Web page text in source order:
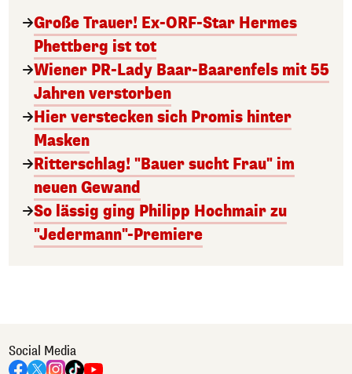
Große Trauer! Ex-ORF-Star Hermes
Phettberg ist tot
Wiener PR-Lady Baar-Baarenfels mit 55
Jahren verstorben
Hier verstecken sich Promis hinter
Masken
Ritterschlag! "Bauer sucht Frau" im
neuen Gewand
So lässig ging Philipp Hochmair zu
"Jedermann"-Premiere
Social Media